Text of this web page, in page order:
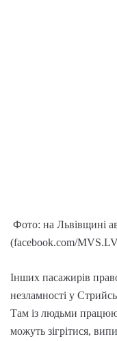
Фото: на Львівщині
(facebook.com/
Інших пасажирів
незламності у
Там із людьми
можуть зігрітися,